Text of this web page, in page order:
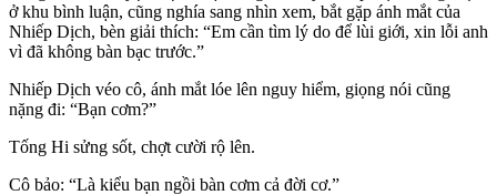
ở khu bình luận, cũng nghía sang nhìn xem, bắt gặp ánh mắt của
Nhiếp Dịch, bèn giải thích: “Em cần tìm lý do để lùi giới, xin lỗi anh
vì đã không bàn bạc trước.”
Nhiếp Dịch véo cô, ánh mắt lóe lên nguy hiểm, giọng nói cũng
nặng đi: “Bạn cơm?”
Tống Hi sửng sốt, chợt cười rộ lên.
Cô bảo: “Là kiểu bạn ngồi bàn cơm cả đời cơ.”